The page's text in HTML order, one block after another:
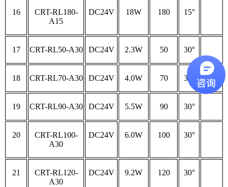
16
CRT-RL180-
A15
DC24V 18W 180 15°
17 CRT-RL50-A30 DC24V 2.3W 50 30°
18 CRT-RL70-A30 DC24V 4.0W 70 30°
19 CRT-RL90-A30 DC24V 5.5W 90 30°
20
CRT-RL100-
A30
DC24V 6.0W 100 30°
21
CRT-RL120-
A30
DC24V 9.2W 120 30°